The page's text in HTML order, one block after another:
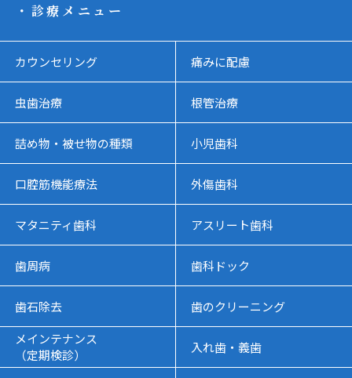
・診療メニュー
カウンセリング 痛みに配慮
虫歯治療 根管治療
詰め物・被せ物の種類 小児歯科
口腔筋機能療法 外傷歯科
マタニティ歯科 アスリート歯科
歯周病 歯科ドック
歯石除去
歯のクリーニング
メインテナンス
（定期検診）
入れ歯・義歯